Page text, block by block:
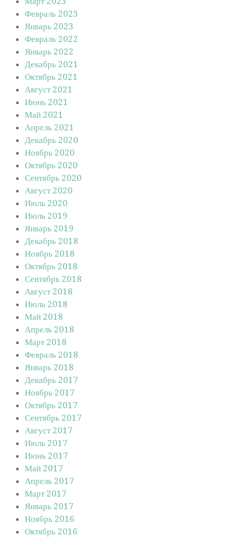
Февраль 2023
Январь 2023
Февраль 2022
Январь 2022
Декабрь 2021
Октябрь 2021
Август 2021
Июнь 2021
Май 2021
Апрель 2021
Декабрь 2020
Ноябрь 2020
Октябрь 2020
Сентябрь 2020
Август 2020
Июль 2020
Июль 2019
Январь 2019
Декабрь 2018
Ноябрь 2018
Октябрь 2018
Сентябрь 2018
Август 2018
Июль 2018
Май 2018
Апрель 2018
Март 2018
Февраль 2018
Январь 2018
Декабрь 2017
Ноябрь 2017
Октябрь 2017
Сентябрь 2017
Август 2017
Июль 2017
Июнь 2017
Май 2017
Апрель 2017
Март 2017
Январь 2017
Ноябрь 2016
Октябрь 2016